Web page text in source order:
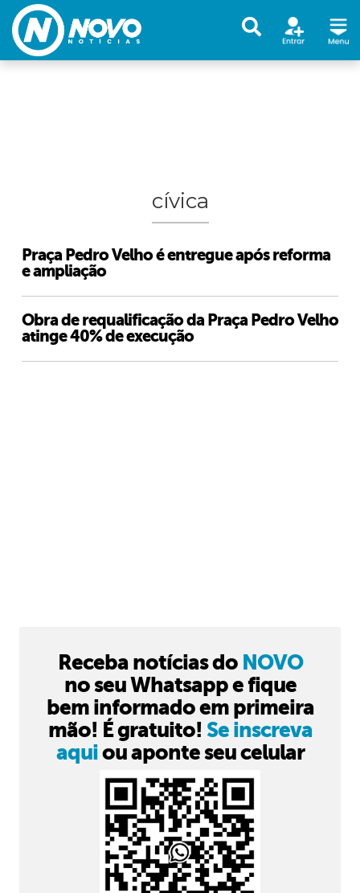
cívica
Praça Pedro Velho é entregue após reforma
e ampliação
Obra de requalificação da Praça Pedro Velho
atinge 40% de execução
Receba notícias do NOVO
no seu Whatsapp e fique
bem informado em primeira
mão! É gratuito! Se inscreva
aquiou aponte seu celular